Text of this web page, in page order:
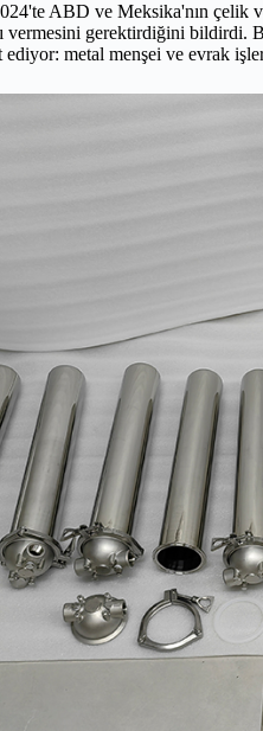
ABD ve Meksika'nın çelik
vermesini gerektirdiğini bildirdi.
ediyor: metal menşei ve evrak